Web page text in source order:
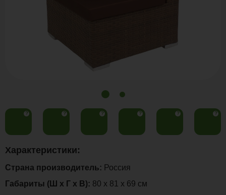
? ? ? ? ? ?
Характеристики:
Страна производитель: Россия
Габариты (Ш х Г х В): 80 х 81 х 69 см